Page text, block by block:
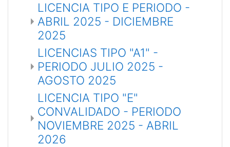
LICENCIA TIPO E PERIODO -
ABRIL 2025 - DICIEMBRE
2025
LICENCIAS TIPO "A1" -
PERIODO JULIO 2025 -
AGOSTO 2025
LICENCIA TIPO "E"
CONVALIDADO - PERIODO
NOVIEMBRE 2025 - ABRIL
2026